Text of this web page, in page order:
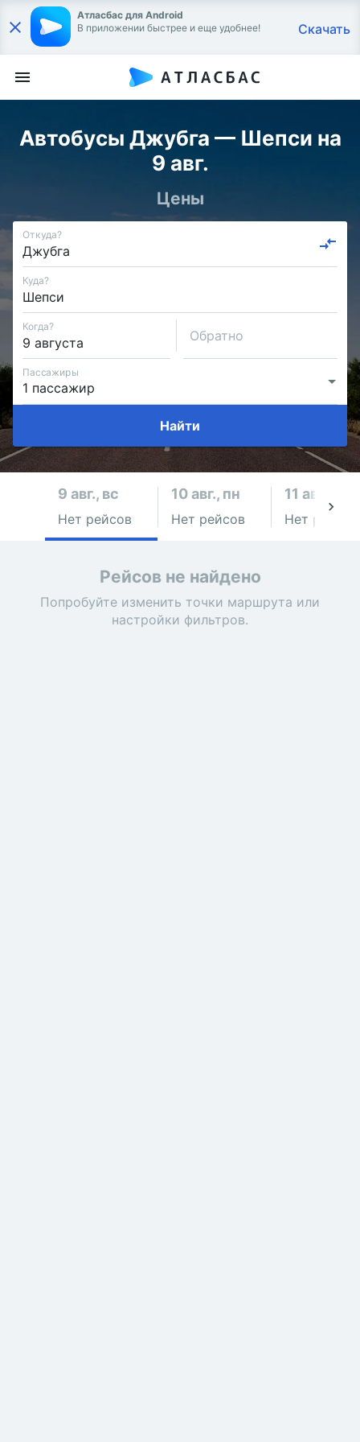
Атласбас для Android
В приложении быстрее и еще удобнее!
Скачать
Автобусы Джубга — Шепси на
9 авг.
Цены
Откуда?
Куда?
Когда?
Обратно
Пассажиры
Найти
9 авг., вс
Нет рейсов
10 авг., пн
Нет рейсов
11 авг., вт
Нет рейсов
Рейсов не найдено
Попробуйте изменить точки маршрута или
настройки фильтров.